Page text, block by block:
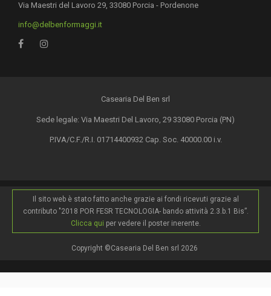
Via Maestri del Lavoro 29, 33080 Porcia - Pordenone
info@delbenformaggi.it
Casearia Del Ben srl
Sede legale: Via Maestri Del Lavoro, 29 33080 Porcia (PN)
P.IVA/C.F./R.I. 01714400932 Cap. Soc. 40000.00 i.v.
Il sito web è stato fatto anche grazie ai fondi ricevuti grazie al
contributo "2018 POR FESR TECNOLOGIA- bando attività 2.3.b.1 Bis”.
Clicca qui per vedere il poster inerente.
Copyright ©Casearia Del Ben srl 2026